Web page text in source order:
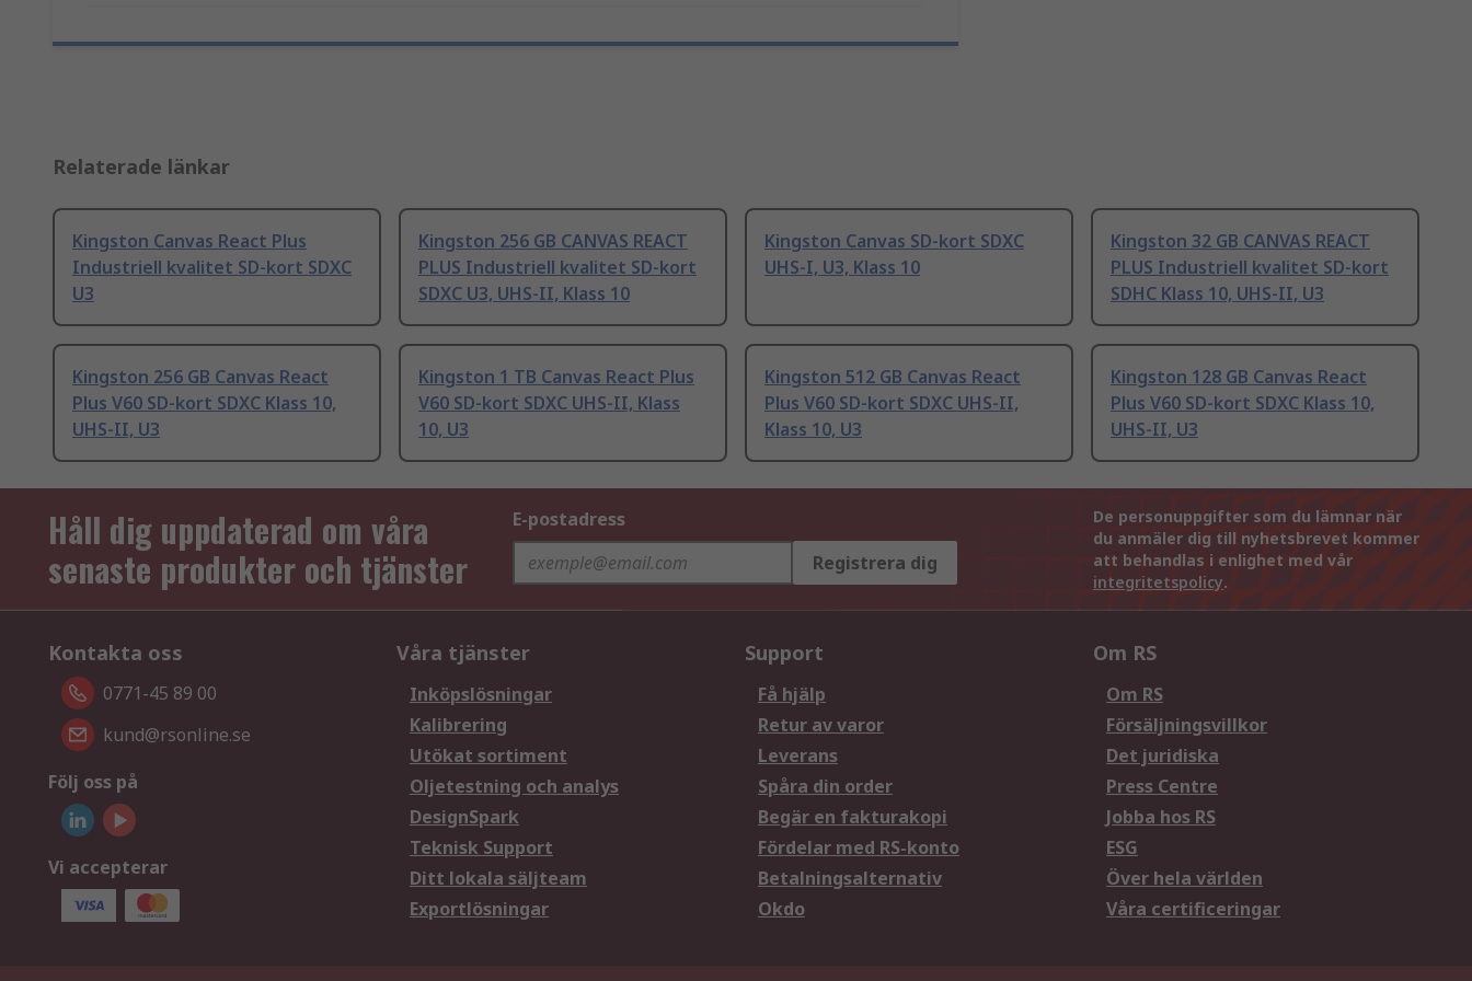
Relaterade länkar
Kingston Canvas React Plus
Industriell kvalitet SD-kort SDXC
U3
Kingston 256 GB CANVAS REACT
PLUS Industriell kvalitet SD-kort
SDXC U3, UHS-II, Klass 10
Kingston Canvas SD-kort SDXC
UHS-I, U3, Klass 10
Kingston 32 GB CANVAS REACT
PLUS Industriell kvalitet SD-kort
SDHC Klass 10, UHS-II, U3
Kingston 256 GB Canvas React
Plus V60 SD-kort SDXC Klass 10,
UHS-II, U3
Kingston 1 TB Canvas React Plus
V60 SD-kort SDXC UHS-II, Klass
10, U3
Kingston 512 GB Canvas React
Plus V60 SD-kort SDXC UHS-II,
Klass 10, U3
Kingston 128 GB Canvas React
Plus V60 SD-kort SDXC Klass 10,
UHS-II, U3
Håll dig uppdaterad om våra
senaste produkter och tjänster
E-postadress
Registrera dig
De personuppgifter som du lämnar när
du anmäler dig till nyhetsbrevet kommer
att behandlas i enlighet med vår
integritetspolicy.
Kontakta oss
0771-45 89 00
kund@rsonline.se
Följ oss på
Vi accepterar
Våra tjänster
Inköpslösningar
Kalibrering
Utökat sortiment
Oljetestning och analys
DesignSpark
Teknisk Support
Ditt lokala säljteam
Exportlösningar
Support
Få hjälp
Retur av varor
Leverans
Spåra din order
Begär en fakturakopi
Fördelar med RS-konto
Betalningsalternativ
Okdo
Om RS
Om RS
Försäljningsvillkor
Det juridiska
Press Centre
Jobba hos RS
ESG
Över hela världen
Våra certificeringar